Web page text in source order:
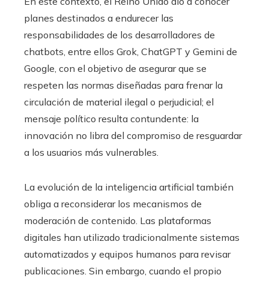
planes destinados a endurecer las
responsabilidades de los desarrolladores de
chatbots, entre ellos Grok, ChatGPT y Gemini de
Google, con el objetivo de asegurar que se
respeten las normas diseñadas para frenar la
circulación de material ilegal o perjudicial; el
mensaje político resulta contundente: la
innovación no libra del compromiso de resguardar
a los usuarios más vulnerables.
La evolución de la inteligencia artificial también
obliga a reconsiderar los mecanismos de
moderación de contenido. Las plataformas
digitales han utilizado tradicionalmente sistemas
automatizados y equipos humanos para revisar
publicaciones. Sin embargo, cuando el propio